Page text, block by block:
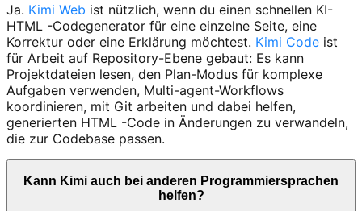
Ja. Kimi Web ist nützlich, wenn du einen schnellen KI-
HTML -Codegenerator für eine einzelne Seite, eine
Korrektur oder eine Erklärung möchtest. Kimi Code ist
für Arbeit auf Repository-Ebene gebaut: Es kann
Projektdateien lesen, den Plan-Modus für komplexe
Aufgaben verwenden, Multi-agent-Workflows
koordinieren, mit Git arbeiten und dabei helfen,
generierten HTML -Code in Änderungen zu verwandeln,
die zur Codebase passen.
Kann Kimi auch bei anderen Programmiersprachen
helfen?